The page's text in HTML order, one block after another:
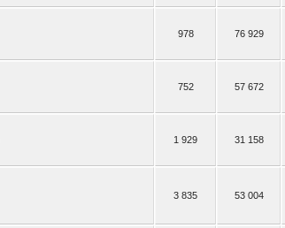
978 76 929
752 57 672
1 929 31 158
3 835 53 004